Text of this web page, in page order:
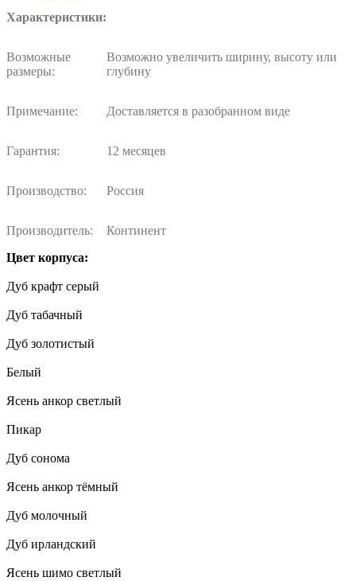
Характеристики:
Возможные
размеры:
Возможно увеличить ширину, высоту или
глубину
Примечание: Доставляется в разобранном виде
Гарантия: 12 месяцев
Производство: Россия
Производитель:
Континент
Цвет корпуса:
Дуб крафт серый
Дуб табачный
Дуб золотистый
Белый
Ясень анкор светлый
Пикар
Дуб сонома
Ясень анкор тёмный
Дуб молочный
Дуб ирландский
Ясень шимо светлый